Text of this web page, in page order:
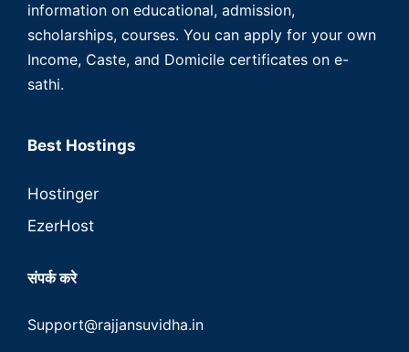
information on educational, admission,
scholarships, courses. You can apply for your own
Income, Caste, and Domicile certificates on e-
sathi.
Best Hostings
Hostinger
EzerHost
संपर्क करे
Support@rajjansuvidha.in